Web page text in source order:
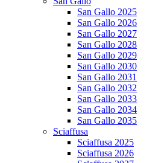
San Gallo 2025
San Gallo 2026
San Gallo 2027
San Gallo 2028
San Gallo 2029
San Gallo 2030
San Gallo 2031
San Gallo 2032
San Gallo 2033
San Gallo 2034
San Gallo 2035
Sciaffusa
Sciaffusa 2025
Sciaffusa 2026